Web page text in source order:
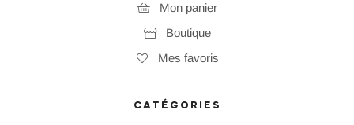
Mon panier
Boutique
Mes favoris
CATÉGORIES